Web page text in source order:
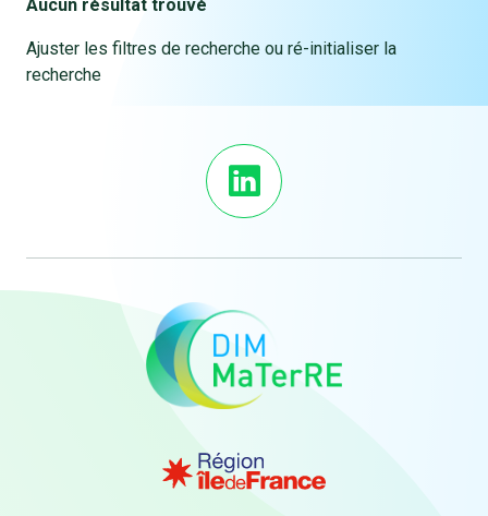
Aucun résultat trouvé
Ajuster les filtres de recherche ou ré-initialiser la
recherche